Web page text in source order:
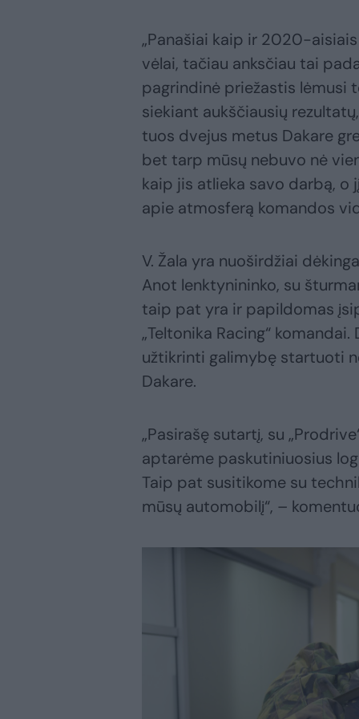
„Panašiai kaip ir 2020-
vėlai, tačiau anksčiau tai
pagrindinė priežastis lėmusi
siekiant aukščiausių
tuos dvejus metus Dakare
bet tarp mūsų nebuvo nė
kaip jis atlieka savo darbą, o
apie atmosferą komandos
V. Žala yra nuoširdžiai
Anot lenktynininko, su
taip pat yra ir papildomas
„Teltonika Racing“
užtikrinti galimybę startuoti
Dakare.
„Pasirašę sutartį, su
aptarėme paskutiniuosius
Taip pat susitikome su
mūsų automobilį“, –